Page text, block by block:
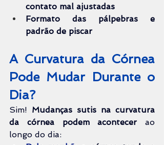
contato mal ajustadas
Formato das pálpebras e
padrão de piscar
A Curvatura da Córnea
Pode Mudar Durante o
Dia?
Sim! Mudanças sutis na curvatura
da córnea podem acontecer ao
longo do dia: